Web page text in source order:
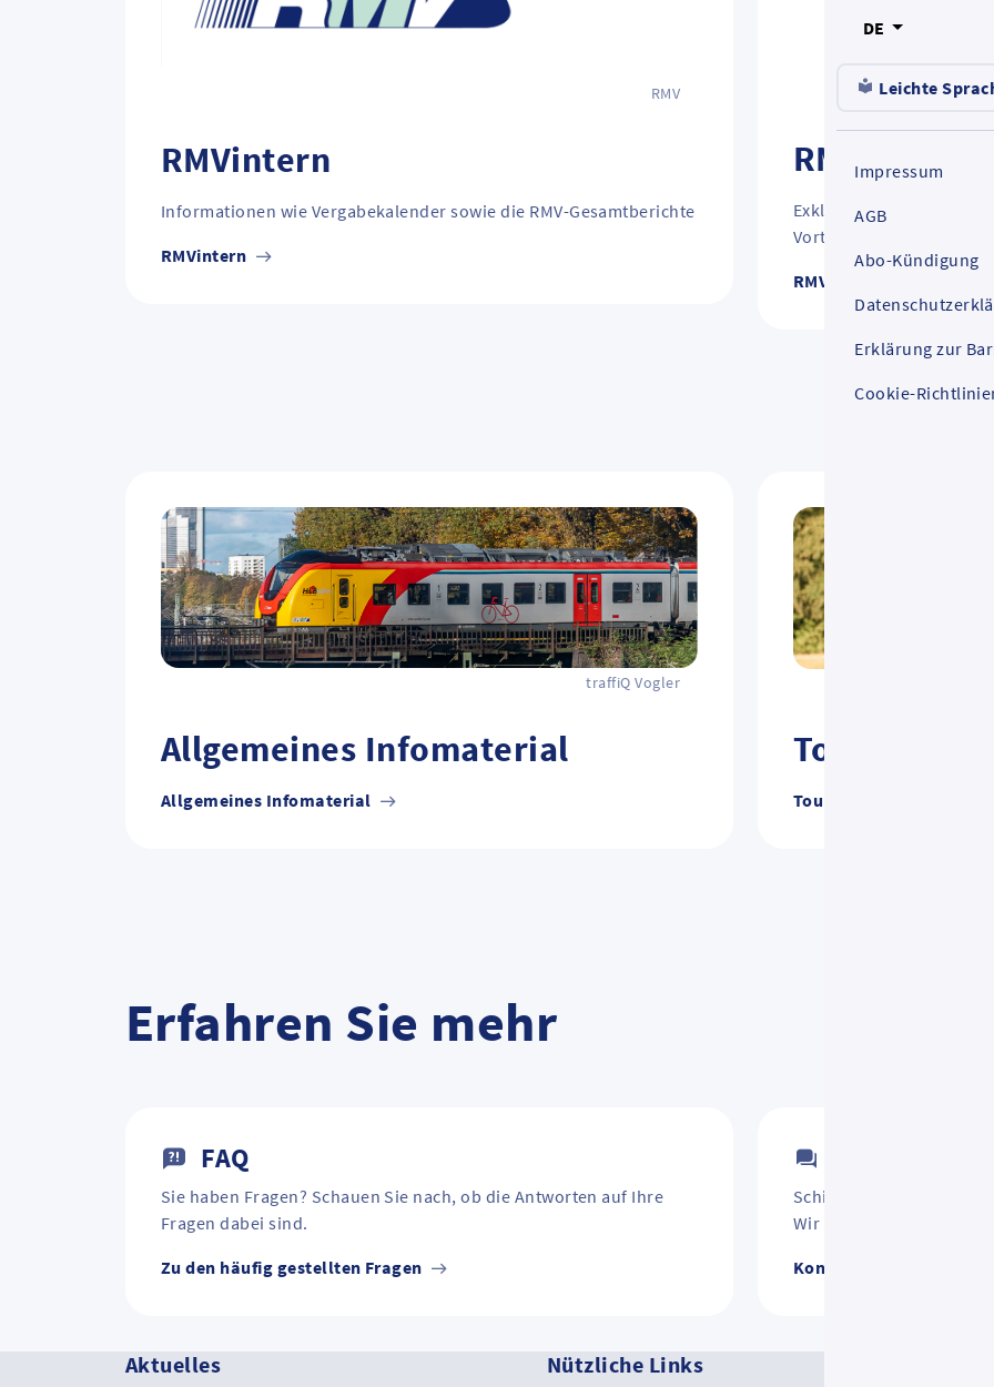
DE
Leichte
Impressum
AGB
Abo-Kündigung
Erklärung zur
Cookie-
RMV
RMVintern
Informationen wie Vergabekalender sowie die RMV-Gesamtberichte
RMVintern
RMV-Info-
Exklusive
Vorteile und vieles mehr.
RMV-Info-Mailing
traffiQ Vogler
Allgemeines Infomaterial
Allgemeines Infomaterial
Touristen
Touristen und Ausflügler
Erfahren Sie mehr
FAQ
Sie haben Fragen? Schauen Sie nach, ob die Antworten auf Ihre
Fragen dabei sind.
Zu den häufig gestellten Fragen
Schirm vergessen?
Wir helfen weiter.
Kontakt zum RMV
Aktuelles Nützliche Links